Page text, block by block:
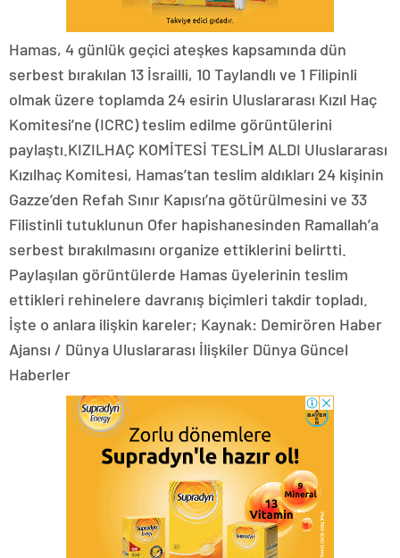
Hamas, 4 günlük geçici ateşkes kapsamında dün
serbest bırakılan 13 İsrailli, 10 Taylandlı ve 1 Filipinli
olmak üzere toplamda 24 esirin Uluslararası Kızıl Haç
Komitesi’ne (ICRC) teslim edilme görüntülerini
paylaştı.KIZILHAÇ KOMİTESİ TESLİM ALDI Uluslararası
Kızılhaç Komitesi, Hamas’tan teslim aldıkları 24 kişinin
Gazze’den Refah Sınır Kapısı’na götürülmesini ve 33
Filistinli tutuklunun Ofer hapishanesinden Ramallah’a
serbest bırakılmasını organize ettiklerini belirtti.
Paylaşılan görüntülerde Hamas üyelerinin teslim
ettikleri rehinelere davranış biçimleri takdir topladı.
İşte o anlara ilişkin kareler; Kaynak: Demirören Haber
Ajansı / Dünya Uluslararası İlişkiler Dünya Güncel
Haberler